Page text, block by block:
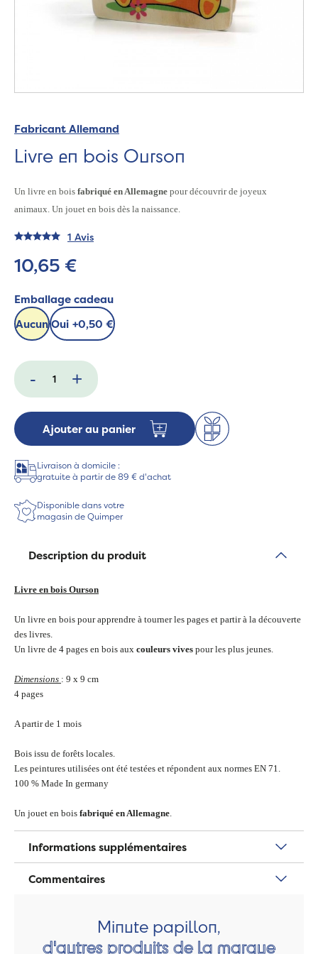
Fabricant Allemand
Livre en bois Ourson
Un livre en bois fabriqué en Allemagne pour découvrir de joyeux
animaux. Un jouet en bois dès la naissance.
1 Avis
10,65 €
Emballage cadeau
AucunOui +0,50 €
- +
Ajouter au panier
Livraison à domicile :
gratuite à partir de 89 € d'achat
Disponible dans votre
magasin de Quimper
Description du produit
Livre en bois Ourson
Un livre en bois pour apprendre à tourner les pages et partir à la découverte
des livres.
Un livre de 4 pages en bois aux couleurs vives pour les plus jeunes.
Dimensions : 9 x 9 cm
4 pages
A partir de 1 mois
Bois issu de forêts locales.
Les peintures utilisées ont été testées et répondent aux normes EN 71.
100 % Made In germany
Un jouet en bois fabriqué en Allemagne.
Informations supplémentaires
Commentaires
Minute papillon,
d'autres produits de la marque